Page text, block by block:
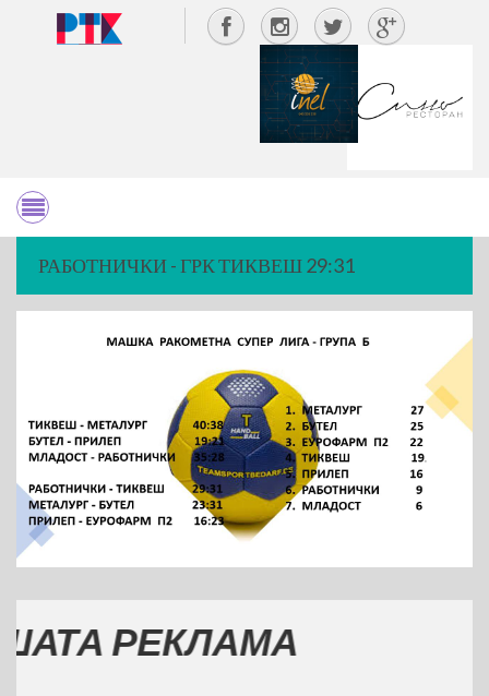
РАБОТНИЧКИ - ГРК ТИКВЕШ 29:31
РЕКЛАМА